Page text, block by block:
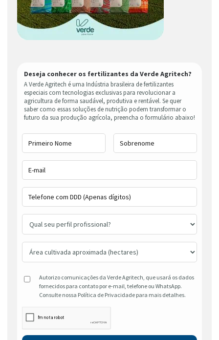
Deseja conhecer os fertilizantes da Verde Agritech?
A Verde Agritech é uma Indústria brasileira de fertilizantes
especiais com tecnologias exclusivas para revolucionar a
agricultura de forma saudável, produtiva e rentável. Se quer
saber como essas soluções de nutrição podem transformar o
futuro da sua produção agrícola, preencha o formulário abaixo!
Autorizo comunicações da Verde Agritech, que usará os dados
fornecidos para contato por e-mail, telefone ou WhatsApp.
Consulte nossa Política de Privacidade para mais detalhes.